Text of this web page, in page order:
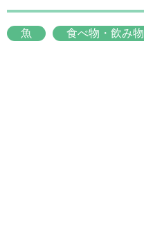
魚 食べ物・飲み物